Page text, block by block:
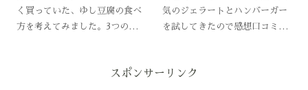
く買っていた、ゆし豆腐の食べ
方を考えてみました。3つの会
ピングも併せて紹介します。
気のジェラートとハンバーガー
を試してきたので感想口コミレ
ニューも画像付きで紹介してい
スポンサーリンク